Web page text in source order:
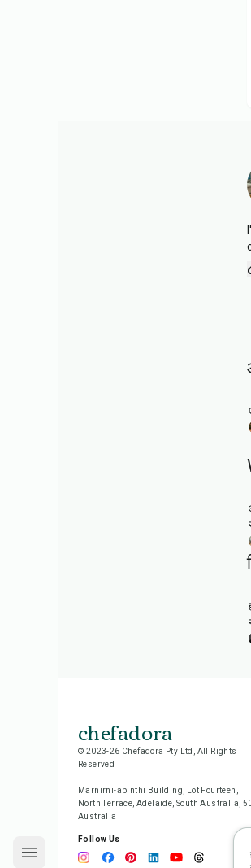
chefadora
© 2023-26 Chefadora Pty Ltd, All Rights
Reserved
Marnirni-apinthi Building, Lot Fourteen,
North Terrace, Adelaide, South Australia,
Australia
Follow Us